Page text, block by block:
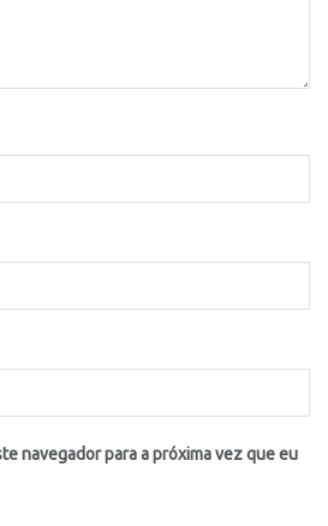
navegador para a próxima vez que eu